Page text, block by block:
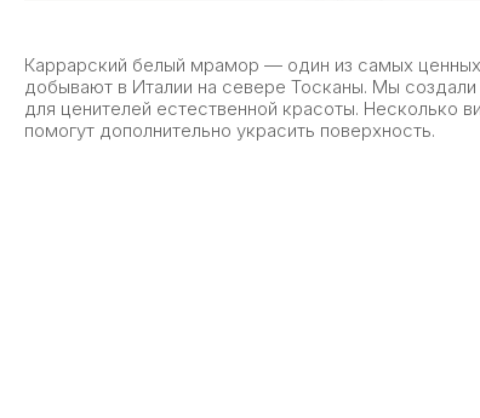
Каррарский белый мрамор — один из самых
добывают в Италии на севере Тосканы. Мы
для ценителей естественной красоты. Несколько
помогут дополнительно украсить поверхность.